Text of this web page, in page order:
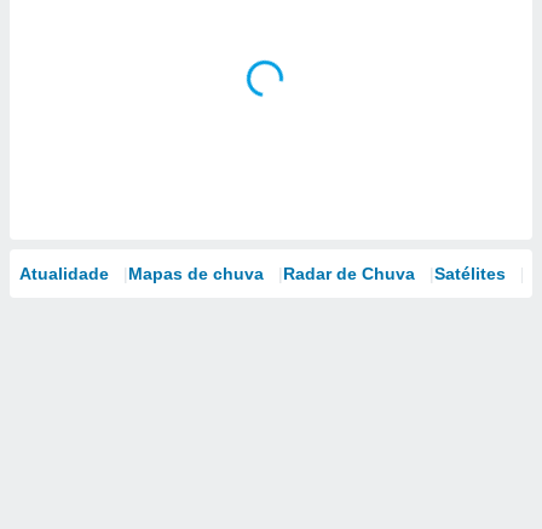
Atualidade Mapas de chuva Radar de Chuva Satélites